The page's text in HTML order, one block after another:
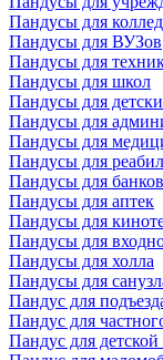
Пандусы для
Пандусы для ВУЗов
Пандусы для
Пандусы для школ
Пандусы для
Пандусы для
Пандусы для
Пандусы для
Пандусы для банков
Пандусы для аптек
Пандусы для
Пандусы для
Пандусы для холла
Пандусы для
Пандус для
Пандус для
Пандус для детской